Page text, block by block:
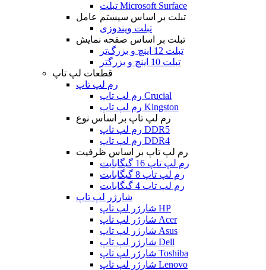
تبلت Microsoft Surface
تبلت بر اساس سیستم عامل
تبلت ویندوزی
تبلت بر اساس صفحه نمایش
تبلت 12 اینچ و بزرگ‌تر
تبلت 10 اینچ و بزرگتر
قطعات لپ تاپ
رم لپ تاپ
رم لپ تاپ Crucial
رم لپ تاپ Kingston
رم لپ تاپ بر اساس نوع
رم لپ تاپ DDR5
رم لپ تاپ DDR4
رم لپ تاپ بر اساس ظرفیت
رم لپ تاپ 16 گیگابایت
رم لپ تاپ 8 گیگابایت
رم لپ تاپ 4 گیگابایت
شارژر لپ تاپ
شارژر لپ تاپ HP
شارژر لپ تاپ Acer
شارژر لپ تاپ Asus
شارژر لپ تاپ Dell
شارژر لپ تاپ Toshiba
شارژر لپ تاپ Lenovo